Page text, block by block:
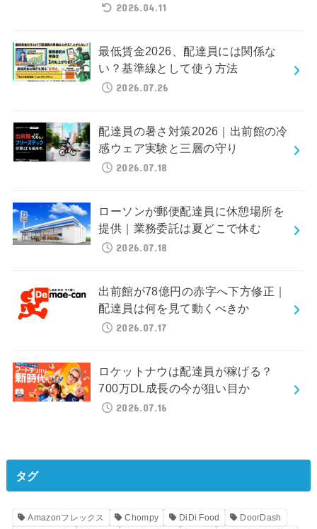
2026.04.11
最低賃金2026、配達員には関係な
い？基準線として使う方法
2026.07.26
配達員の暑さ対策2026｜出前館の冷
感ウェア実験と三層の守り
2026.07.18
ローソンが郵便配達員に休憩場所を
提供｜業務委託は夏どこで休む
2026.07.18
出前館が78億円の赤字へ下方修正｜
配達員は何を見て動くべきか
2026.07.17
ロケットナウは配達員が稼げる？
700万DL成長の今が狙い目か
2026.07.16
タグ
Amazonフレックス Chompy DiDi Food
DoorDash